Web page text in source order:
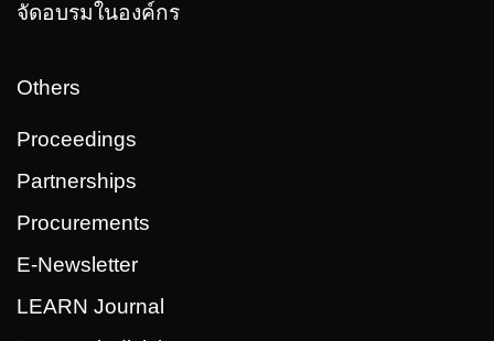
จัดอบรมในองค์กร
Others
Proceedings
Partnerships
Procurements
E-Newsletter
LEARN Journal